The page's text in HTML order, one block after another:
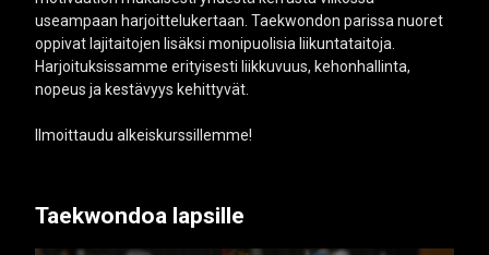
useampaan harjoittelukertaan. Taekwondon parissa nuoret
oppivat lajitaitojen lisäksi monipuolisia liikuntataitoja.
Harjoituksissamme erityisesti liikkuvuus, kehonhallinta,
nopeus ja kestävyys kehittyvät.
Ilmoittaudu alkeiskurssillemme!
Taekwondoa lapsille